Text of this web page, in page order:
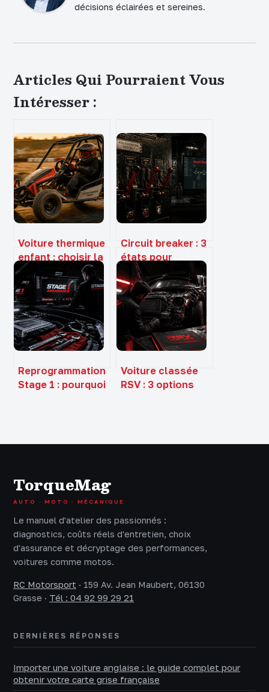
décisions éclairées et sereines.
Articles Qui Pourraient Vous
Intéresser :
Voiture thermique
enfant : choisir la
puissance idéale
et garantir la
sécurité du pilote
Circuit breaker : 3
états pour
stopper les
défaillances en
cascade et
sécuriser vos
systèmes
Reprogrammation
Stage 1 : pourquoi
Voiture classée
RSV : 3 options
TorqueMag
AUTO · MOTO · MÉCANIQUE
Le manuel d'atelier des passionnés :
diagnostics, coûts réels d'entretien, choix
d'assurance et décryptage des performances,
voitures comme motos.
RC Motorsport · 159 Av. Jean Maubert, 06130
Grasse · Tél : 04 92 99 29 21
DERNIÈRES RÉPONSES
Importer une voiture anglaise : le guide complet pour
obtenir votre carte grise française